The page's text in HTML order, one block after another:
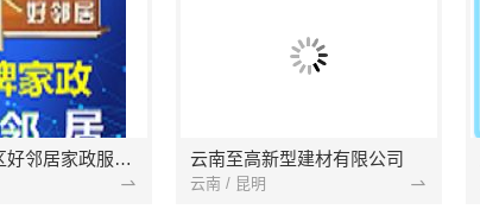
南京市浦口区好邻居家政服务中心 云南至高新型建材有限公司
云南 / 昆明